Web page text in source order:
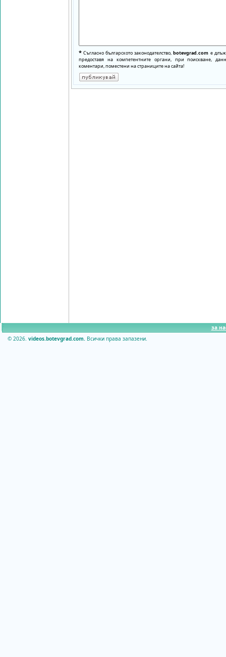
* Съгласно българското законодателство,botevgrad.com е
предоставя на компетентните органи, при поискване,
коментари, поместени на страниците на сайта!
за
© 2026. videos.botevgrad.com. Всички права запазени.